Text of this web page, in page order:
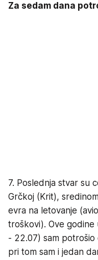
Za sedam dana
7. Poslednja stvar su
Grčkoj (Krit),
evra na letovanje
troškovi). Ove godine
- 22.07) sam
pri tom sam i jedan